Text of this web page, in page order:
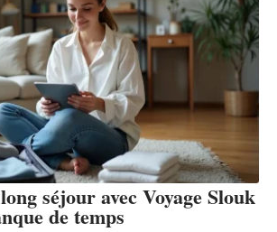
séjour avec Voyage Slouk
de temps